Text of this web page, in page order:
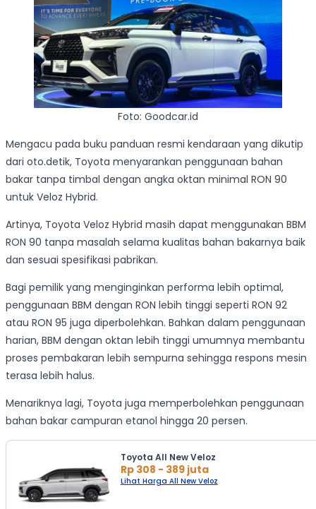
Foto: Goodcar.id
Mengacu pada buku panduan resmi kendaraan yang dikutip
dari oto.detik, Toyota menyarankan penggunaan bahan
bakar tanpa timbal dengan angka oktan minimal RON 90
untuk Veloz Hybrid.
Artinya, Toyota Veloz Hybrid masih dapat menggunakan BBM
RON 90 tanpa masalah selama kualitas bahan bakarnya baik
dan sesuai spesifikasi pabrikan.
Bagi pemilik yang menginginkan performa lebih optimal,
penggunaan BBM dengan RON lebih tinggi seperti RON 92
atau RON 95 juga diperbolehkan. Bahkan dalam penggunaan
harian, BBM dengan oktan lebih tinggi umumnya membantu
proses pembakaran lebih sempurna sehingga respons mesin
terasa lebih halus.
Menariknya lagi, Toyota juga memperbolehkan penggunaan
bahan bakar campuran etanol hingga 20 persen.
Toyota All New Veloz
Rp 308 - 389 juta
Lihat Harga All New Veloz